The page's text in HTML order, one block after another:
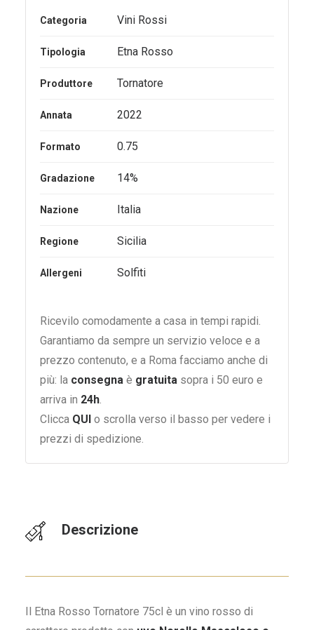
Categoria Vini Rossi
Tipologia Etna Rosso
Produttore Tornatore
Annata 2022
Formato 0.75
Gradazione 14%
Nazione Italia
Regione Sicilia
Allergeni Solfiti
Ricevilo comodamente a casa in tempi rapidi.
Garantiamo da sempre un servizio veloce e a
prezzo contenuto, e a Roma facciamo anche di
più: la consegna è gratuita sopra i 50 euro e
arriva in 24h.
Clicca QUI o scrolla verso il basso per vedere i
prezzi di spedizione.
Descrizione
Il Etna Rosso Tornatore 75cl è un vino rosso di